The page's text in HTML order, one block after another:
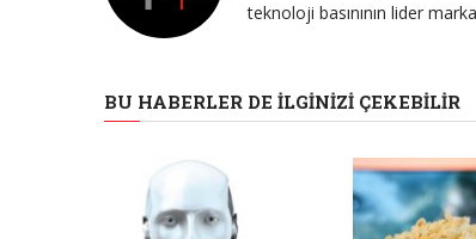
teknoloji basınının lider
BU HABERLER DE İLGINIZI ÇEKEBILIR